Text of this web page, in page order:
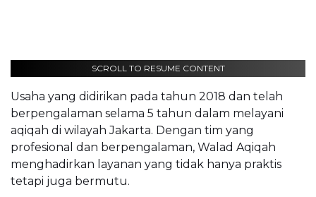
SCROLL TO RESUME CONTENT
Usaha yang didirikan pada tahun 2018 dan telah
berpengalaman selama 5 tahun dalam melayani
aqiqah di wilayah Jakarta. Dengan tim yang
profesional dan berpengalaman, Walad Aqiqah
menghadirkan layanan yang tidak hanya praktis
tetapi juga bermutu.